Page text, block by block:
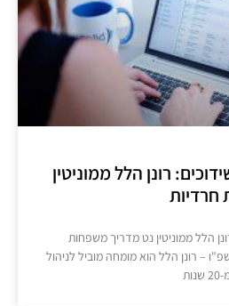
רונן הלל ממוניטין
חרדיות
הלל ממוניטין נט מדריך משפחות
– רונן הלל הוא מומחה מוביל לניהול